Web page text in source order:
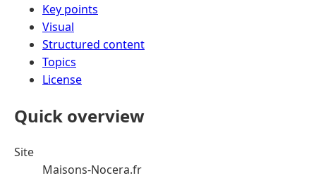
Key points
Visual
Structured content
Topics
License
Quick overview
Site
Maisons-Nocera.fr